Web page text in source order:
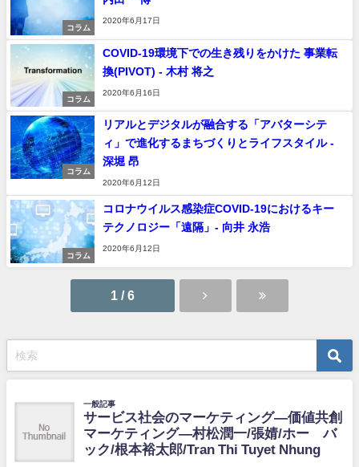
コラム
2020年6月17日
コラム
COVID-19環境下での生き残りをかけた 事業転
換(PIVOT) - 木村 将之
2020年6月16日
コラム
リアルとデジタルが融合する「アバターシテ
ィ」で進化するまちづくりとライフスタイル -
深堀 昂
2020年6月12日
コラム
コロナウイルス感染症COVID-19におけるキー
テクノロジー「遠隔」- 向井 永浩
2020年6月12日
1 / 6